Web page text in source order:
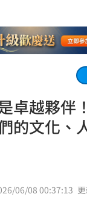
卓越夥伴
的文化、
06/08 00:37:13